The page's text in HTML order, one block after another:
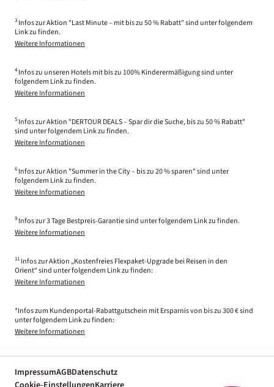
3 Infos zur Aktion "Last Minute – mit bis zu 50 % Rabatt" sind unter folgendem
Link zu finden.
Weitere Informationen
4 Infos zu unseren Hotels mit bis zu 100% Kinderermäßigung sind unter
folgendem Link zu finden.
Weitere Informationen
5 Infos zur Aktion "DERTOUR DEALS – Spar dir die Suche, bis zu 50 % Rabatt"
sind unter folgendem Link zu finden.
Weitere Informationen
6 Infos zur Aktion "Summer in the City – bis zu 20 % sparen" sind unter
folgendem Link zu finden.
Weitere Informationen
9 Infos zur 3 Tage Bestpreis-Garantie sind unter folgendem Link zu finden.
Weitere Informationen
11 Infos zur Aktion „Kostenfreies Flexpaket-Upgrade bei Reisen in den
Orient“ sind unter folgendem Link zu finden:
Weitere Informationen
*Infos zum Kundenportal-Rabattgutschein mit Ersparnis von bis zu 300 € sind
unter folgendem Link zu finden:
Weitere Informationen
ImpressumAGBDatenschutz